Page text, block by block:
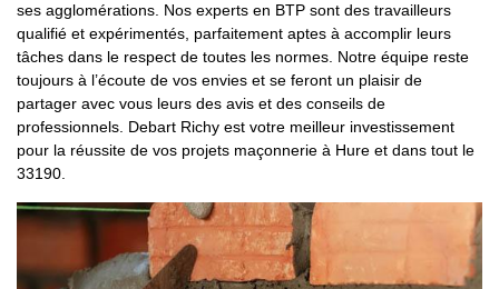
ses agglomérations. Nos experts en BTP sont des travailleurs
qualifié et expérimentés, parfaitement aptes à accomplir leurs
tâches dans le respect de toutes les normes. Notre équipe reste
toujours à l’écoute de vos envies et se feront un plaisir de
partager avec vous leurs des avis et des conseils de
professionnels. Debart Richy est votre meilleur investissement
pour la réussite de vos projets maçonnerie à Hure et dans tout le
33190.